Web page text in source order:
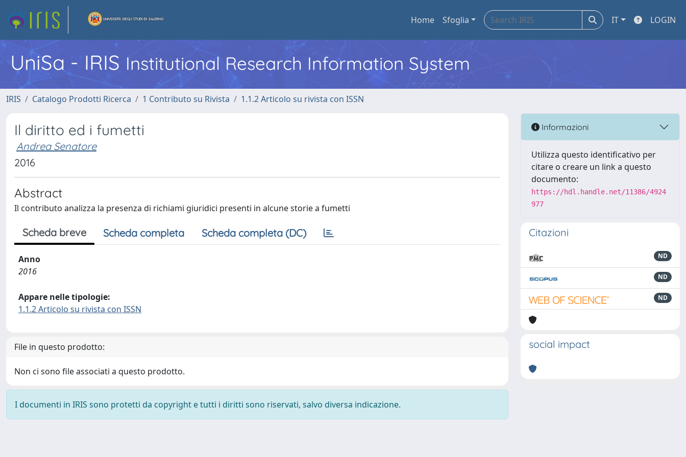
Home Sfoglia IT LOGIN
UniSa - IRIS Institutional Research Information System
IRIS Catalogo Prodotti Ricerca 1 Contributo su Rivista 1.1.2 Articolo su rivista con ISSN
Il diritto ed i fumetti
Andrea Senatore
2016
Abstract
Il contributo analizza la presenza di richiami giuridici presenti in alcune storie a fumetti
Scheda breve Scheda completa Scheda completa (DC)
Anno
2016
Appare nelle tipologie:
1.1.2 Articolo su rivista con ISSN
File in questo prodotto:
Non ci sono file associati a questo prodotto.
I documenti in IRIS sono protetti da copyright e tutti i diritti sono riservati, salvo diversa indicazione.
Informazioni
Utilizza questo identificativo per
citare o creare un link a questo
documento:
https://hdl.handle.net/11386/4924
977
Citazioni
ND
ND
ND
social impact